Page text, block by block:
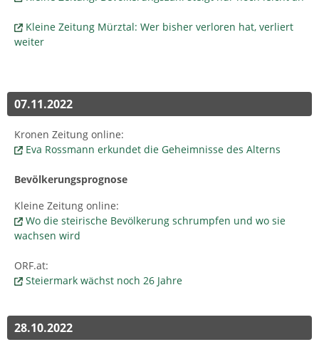
Kleine Zeitung Mürztal: Wer bisher verloren hat, verliert
weiter
07.11.2022
Kronen Zeitung online:
Eva Rossmann erkundet die Geheimnisse des Alterns
Bevölkerungsprognose
Kleine Zeitung online:
Wo die steirische Bevölkerung schrumpfen und wo sie
wachsen wird
ORF.at:
Steiermark wächst noch 26 Jahre
28.10.2022